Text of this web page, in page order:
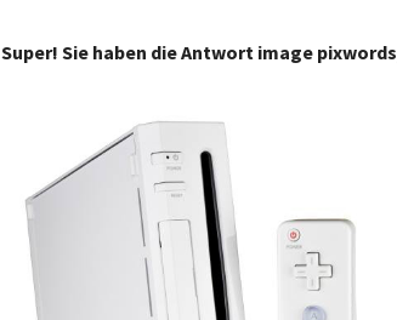
Super! Sie haben die Antwort image